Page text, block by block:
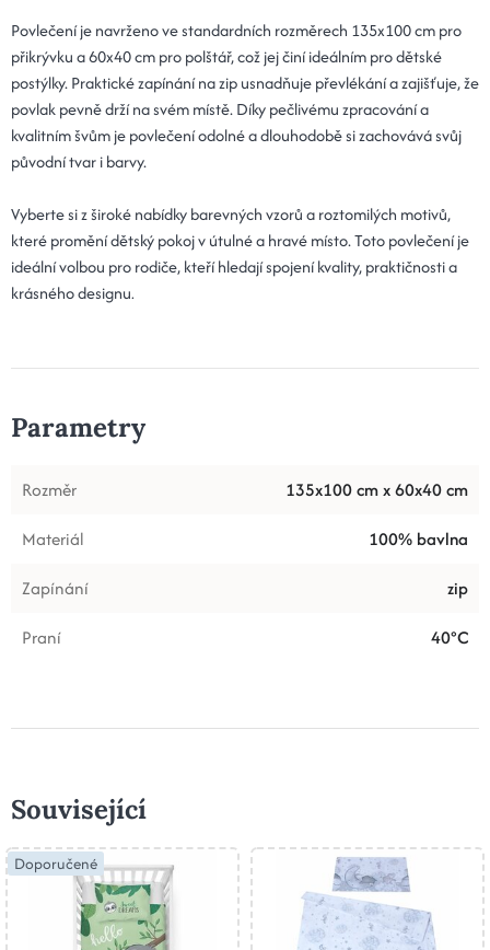
Povlečení je navrženo ve standardních rozměrech 135x100 cm pro
přikrývku a 60x40 cm pro polštář, což jej činí ideálním pro dětské
postýlky. Praktické zapínání na zip usnadňuje převlékání a zajišťuje, že
povlak pevně drží na svém místě. Díky pečlivému zpracování a
kvalitním švům je povlečení odolné a dlouhodobě si zachovává svůj
původní tvar i barvy.
Vyberte si z široké nabídky barevných vzorů a roztomilých motivů,
které promění dětský pokoj v útulné a hravé místo. Toto povlečení je
ideální volbou pro rodiče, kteří hledají spojení kvality, praktičnosti a
krásného designu.
Parametry
Rozměr
135x100 cm x 60x40 cm
Materiál
100% bavlna
Zapínání
zip
Praní
40°C
Související
Doporučené